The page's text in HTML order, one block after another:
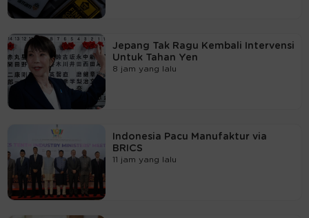
Jepang Tak Ragu Kembali Intervensi
Untuk Tahan Yen
8 jam yang lalu
Indonesia Pacu Manufaktur via
BRICS
11 jam yang lalu